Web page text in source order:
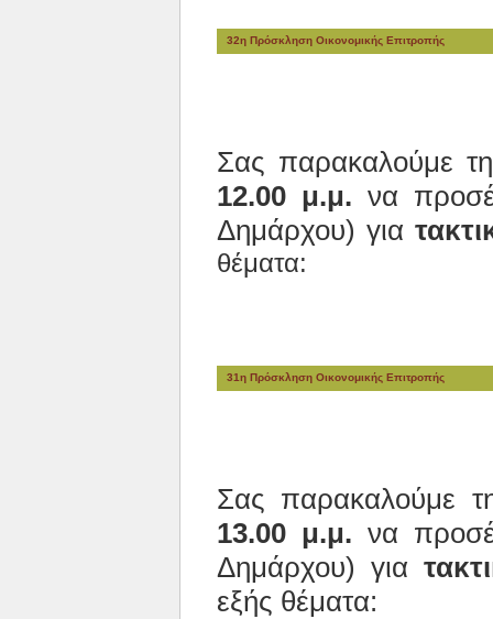
32η Πρόσκληση Οικονομικής Επιτροπής
Σας παρακαλούμε
12.00 μ.μ. να
Δημάρχου) για
θέματα:
31η Πρόσκληση Οικονομικής Επιτροπής
Σας παρακαλούμε
13.00 μ.μ. να
Δημάρχου) για
εξής θέματα: